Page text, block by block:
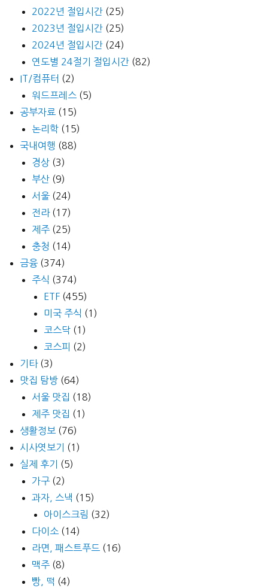
2022년 절입시간 (25)
2023년 절입시간 (25)
2024년 절입시간 (24)
연도별 24절기 절입시간 (82)
IT/컴퓨터 (2)
워드프레스 (5)
공부자료 (15)
논리학 (15)
국내여행 (88)
경상 (3)
부산 (9)
서울 (24)
전라(17)
제주 (25)
충청 (14)
금융 (374)
주식 (374)
ETF (455)
미국 주식 (1)
코스닥 (1)
코스피 (2)
기타(3)
맛집 탐방 (64)
서울 맛집 (18)
제주 맛집 (1)
생활정보 (76)
시사엿보기
(1)
실제 후기
(5)
가구 (2)
과자, 스낵 (15)
아이스크림 (32)
다이소 (14)
라면, 패스트푸드 (16)
맥주 (8)
빵, 떡 (4)